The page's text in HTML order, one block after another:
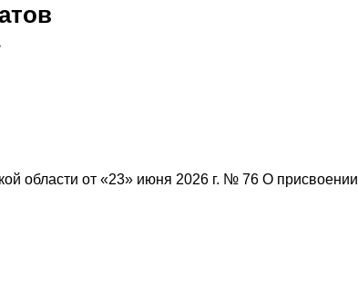
области от «23» июня 2026 г. № 76 О присвоении